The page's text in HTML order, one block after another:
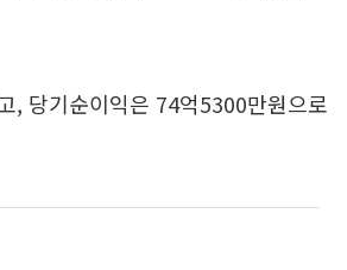
, 당기순이익은 74억5300만원으로